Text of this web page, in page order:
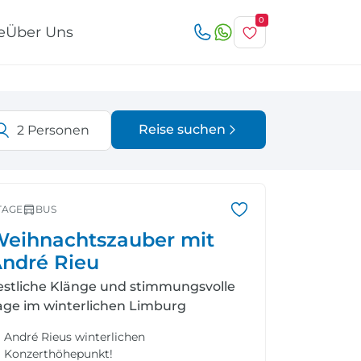
Über Uns
0
Schweiz
Nordeuropa
2 Personen Reise suchen
BUS
mit
Rieu
Klänge und stimmungsvolle
im winterlichen Limburg
André Rieus winterlichen
Konzerthöhepunkt!